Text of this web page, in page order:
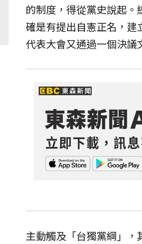
的制度，得從黨史說起
確是有提出自憲正名，
代表大會又通過一個決議
主動觸及「台獨黨綱」